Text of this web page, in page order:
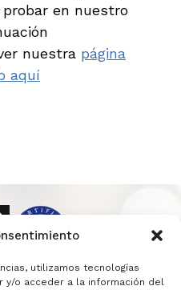
utilizamos tecnologías
y/o acceder a la información del
en nuestro
nuestra página
aquí